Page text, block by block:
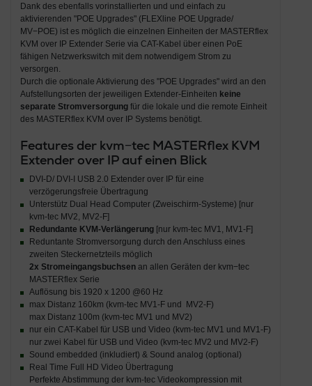
Dank des ebenfalls vorinstallierten und und einfach zu
aktivierenden "POE Upgrades" (FLEXline POE Upgrade/
MV−POE) ist es möglich die einzelnen Einheiten der MASTERflex
KVM over IP Extender Serie via CAT-Kabel über einen PoE
fähigen Netzwerkswitch mit dem notwendigem Strom zu
versorgen.
Durch die optionale Aktivierung des "POE Upgrades" wird an den
Aufstellungsorten der jeweiligen Extender-Einheiten keine
separate Stromversorgungfür die lokale und die remote Einheit
des MASTERflex KVM over IP Systems benötigt.
Features der kvm−tec MASTERflex KVM
Extender over IP auf einen Blick
DVI-D/ DVI-I USB 2.0 Extender over IP für eine
verzögerungsfreie Übertragung
Unterstütz Dual Head Computer (Zweischirm-Systeme) [nur
kvm-tec MV2, MV2-F]
Redundante KVM-Verlängerung[nur kvm-tec MV1, MV1-F]
Reduntante Stromversorgung durch den Anschluss eines
zweiten Steckernetzteils möglich
2x Stromeingangsbuchsenan allen Geräten der kvm−tec
MASTERflex Serie
Auflösung bis 1920 x 1200 @60 Hz
max Distanz 160km (kvm-tec MV1-F und MV2-F)
max Distanz 100m (kvm-tec MV1 und MV2)
nur ein CAT-Kabel für USB und Video (kvm-tec MV1 und MV1-F)
nur zwei Kabel für USB und Video (kvm-tec MV2 und MV2-F)
Sound embedded (inkludiert) & Sound analog (optional)
Real Time Full HD Video Übertragung
Perfekte Abstimmung der kvm-tec Videokompression mit